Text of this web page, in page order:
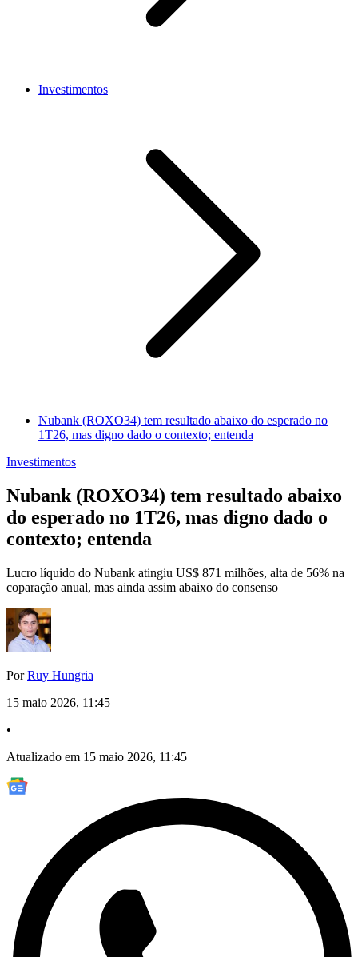
Investimentos
Nubank (ROXO34) tem resultado abaixo do esperado no
1T26, mas digno dado o contexto; entenda
Investimentos
Nubank (ROXO34) tem resultado abaixo
do esperado no 1T26, mas digno dado o
contexto; entenda
Lucro líquido do Nubank atingiu US$ 871 milhões, alta de 56% na
coparação anual, mas ainda assim abaixo do consenso
PorRuy Hungria
15 maio 2026, 11:45
•
Atualizado em 15 maio 2026, 11:45